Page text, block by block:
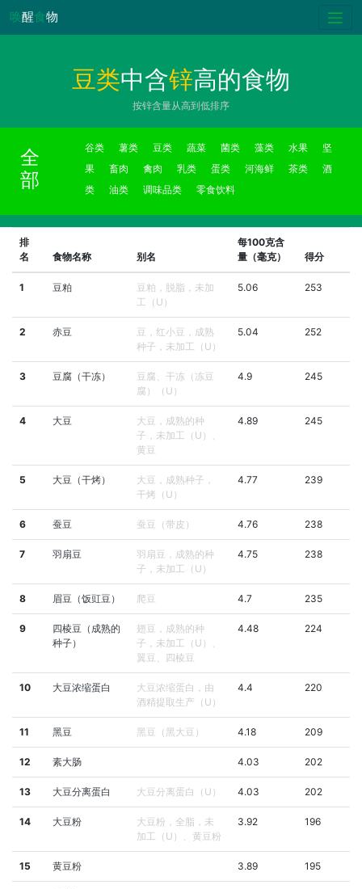
唤醒食物
豆类中含锌高的食物
按锌含量从高到低排序
全
部
谷类 薯类 豆类 蔬菜 菌类 藻类 水果
坚
果
畜肉 禽肉 乳类 蛋类 河海鲜 茶类
酒
类
油类 调味品类 零食饮料
排
名
食物名称 别名
每100克含
量（毫克）
得分
1 豆粕
豆粕，脱脂，未加
工（U）
5.06 253
2 赤豆
豆，红小豆，成熟
种子，未加工（U）
5.04 252
3 豆腐（干冻）
豆腐、干冻（冻豆
腐）（U）
4.9 245
4 大豆
大豆，成熟的种
子，未加工（U）、
黄豆
4.89 245
5 大豆（干烤）
大豆，成熟种子，
干烤（U）
4.77 239
6 蚕豆 蚕豆（带皮） 4.76 238
7 羽扇豆
羽扇豆，成熟的种
子，未加工（U）
4.75 238
8 眉豆（饭豇豆） 爬豆 4.7 235
9
四棱豆（成熟的
种子）
翅豆，成熟的种
子，未加工（U）、
翼豆、四棱豆
4.48 224
10 大豆浓缩蛋白
大豆浓缩蛋白，由
酒精提取生产（U）
4.4 220
11 黑豆 黑豆（黑大豆） 4.18 209
12 素大肠 4.03 202
13 大豆分离蛋白 大豆分离蛋白（U） 4.03 202
14 大豆粉
大豆粉，全脂，未
加工（U）、黄豆粉
3.92 196
15 黄豆粉 3.89 195